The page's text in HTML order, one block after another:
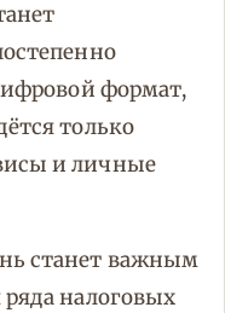
формат,
только
и личные
станет важным
налоговых